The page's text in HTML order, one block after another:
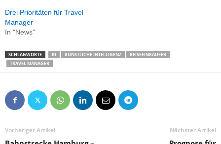
Drei Prioritäten für Travel
Manager
In "News"
SCHLAGWORTE KI KÜNSTLICHE INTELLIGENZ
REISEEINKÄUFER
TRAVEL MANAGER
Vorheriger Artikel Nächster Artikel